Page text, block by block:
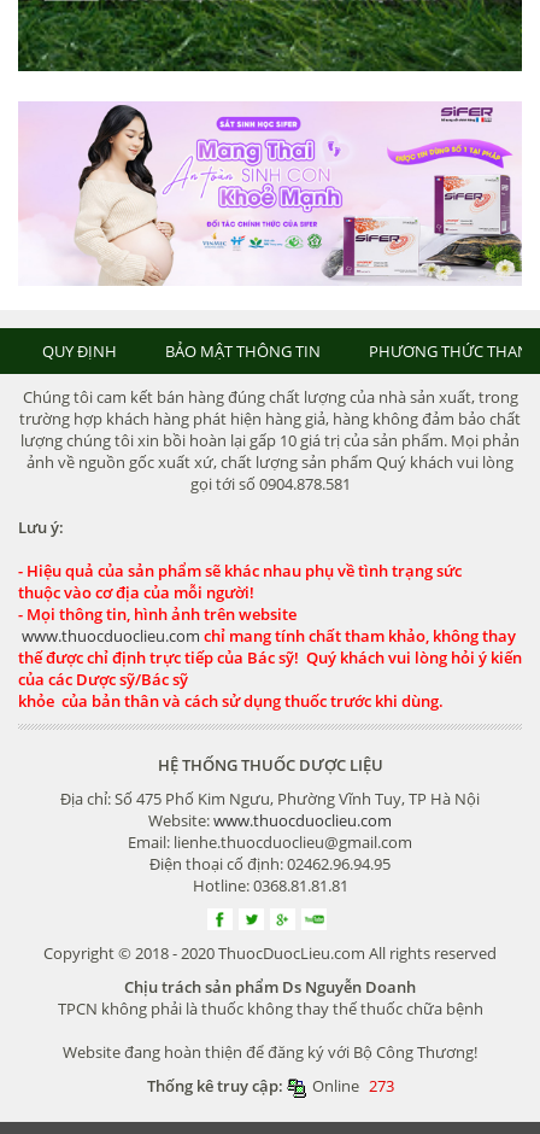
QUY ĐỊNH BẢO MẬT THÔNG TIN PHƯƠNG THỨC
Chúng tôi cam kết bán hàng đúng chất lượng của nhà sản xuất, trong
trường hợp khách hàng phát hiện hàng giả, hàng không đảm bảo chất
lượng chúng tôi xin bồi hoàn lại gấp 10 giá trị của sản phẩm. Mọi phản
ảnh về nguồn gốc xuất xứ, chất lượng sản phẩm Quý khách vui lòng
gọi tới số 0904.878.581
Lưu ý:
- Hiệu quả của sản phẩm sẽ khác nhau phụ về tình trạng sức
thuộc vào cơ địa của mỗi người!
- Mọi thông tin, hình ảnh trên website
www.thuocduoclieu.com chỉ mang tính chất tham khảo, không thay
thế được chỉ định trực tiếp của Bác sỹ! Quý khách vui lòng hỏi ý kiến
của các Dược sỹ/Bác sỹ
khỏe của bản thân và cách sử dụng thuốc trước khi dùng.
HỆ THỐNG THUỐC DƯỢC LIỆU
Địa chỉ: Số 475 Phố Kim Ngưu, Phường Vĩnh Tuy, TP Hà Nội
Website:www.thuocduoclieu.com
Email: lienhe.thuocduoclieu@gmail.com
Điện thoại cố định: 02462.96.94.95
Hotline: 0368.81.81.81
Copyright © 2018 - 2020 ThuocDuocLieu.com All rights reserved
Chịu trách sản phẩm Ds Nguyễn Doanh
TPCN không phải là thuốc không thay thế thuốc chữa bệnh
Website đang hoàn thiện để đăng ký với Bộ Công Thương!
Thống kê truy cập:
Online 273